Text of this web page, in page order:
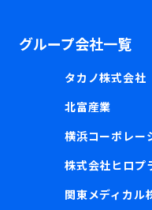
グループ会社一覧
タカノ株式会社
北富産業
横浜コーポレー
株式会社ヒロプ
関東メディカル